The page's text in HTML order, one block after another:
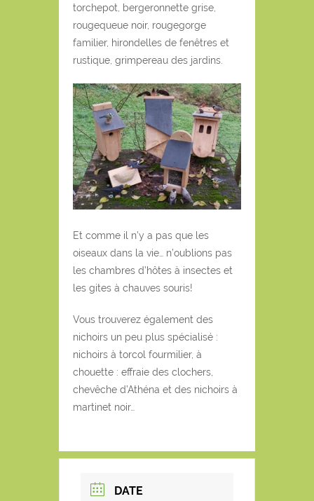
torchepot, bergeronnette grise,
rougequeue noir, rougegorge
familier, hirondelles de fenêtres et
rustique, grimpereau des jardins.
Et comme il n’y a pas que les
oiseaux dans la vie… n’oublions pas
les chambres d’hôtes à insectes et
les gites à chauves souris!
Vous trouverez également des
nichoirs un peu plus spécialisé :
nichoirs à torcol fourmilier, à
chouette : effraie des clochers,
chevêche d’Athéna et des nichoirs à
martinet noir…
DATE